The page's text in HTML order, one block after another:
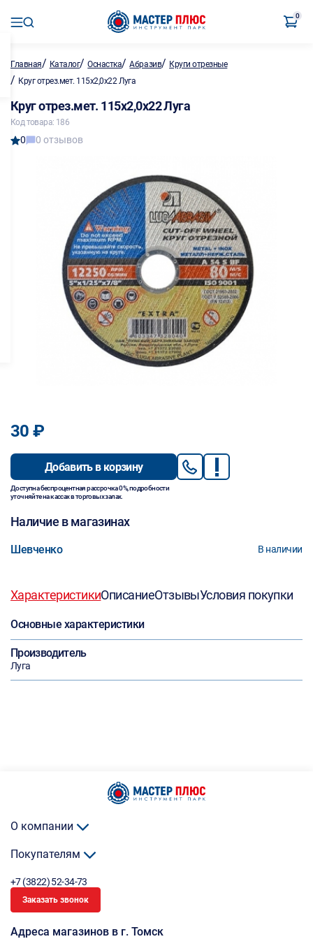
0
Главная/ Каталог/Оснастка/Абразив/ Круги отрезные
/ Круг отрез.мет. 115х2,0х22 Луга
Круг отрез.мет. 115х2,0х22 Луга
Код товара: 186
0 0 отзывов
30 ₽
Добавить в корзину
Доступна беспроцентная рассрочка 0%, подробности
уточняйте на кассах в торговых залах.
Наличие в магазинах
Шевченко В наличии
ХарактеристикиОписаниеОтзывыУсловия покупки
Основные характеристики
Производитель
Луга
О компании
Покупателям
+7 (3822) 52-34-73
Заказать звонок
Адреса магазинов в г. Томск